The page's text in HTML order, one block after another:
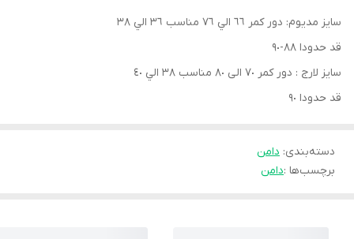
سايز مديوم: دور كمر ٦٦ الي ٧٦ مناسب ٣٦ الي ٣٨
قد حدودا ٨٨-٩٠
سايز لارج : دور كمر ٧٠ الى ٨٠ مناسب ٣٨ الي ٤٠
قد حدودا ٩٠
دسته‌بندی: دامن
برچسب‌ها :دامن